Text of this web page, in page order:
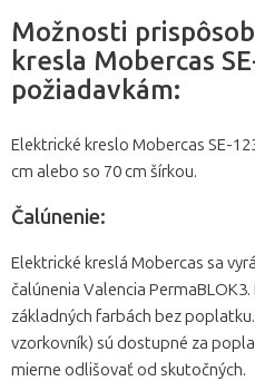
Možnosti
kresla Mobercas
požiadavkám:
Elektrické kreslo Mobercas SE-
cm alebo so 70 cm šírkou.
Čalúnenie:
Elektrické kreslá Mobercas sa
čalúnenia Valencia
základných farbách bez
vzorkovník) sú dostupné za
mierne odlišovať od skutočných.